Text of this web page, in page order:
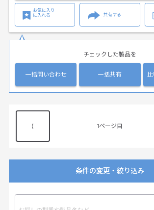
お気に入り
に入れる
共有する
チェックした製品を
一括問い合わせ 一括共有
⟨ 1
条件の変更・絞り込み